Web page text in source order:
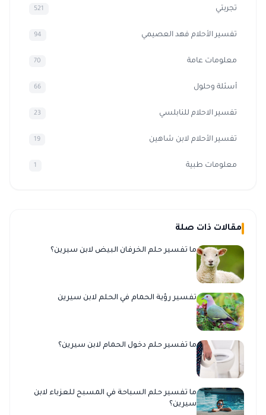
تجربتي 521
تفسير الأحلام فهد العصيمي 94
معلومات عامة 70
أسئلة وحلول 66
تفسير الاحلام للنابلسي 23
تفسير الأحلام لابن شاهين 19
معلومات طبية 1
مقالات ذات صلة
ما تفسير حلم الخرفان البيض لابن سيرين؟
تفسير رؤية الحمام في الحلم لابن سيرين
ما تفسير حلم دخول الحمام لابن سيرين؟
ما تفسير حلم السباحة في المسبح للعزباء لابن
سيرين؟